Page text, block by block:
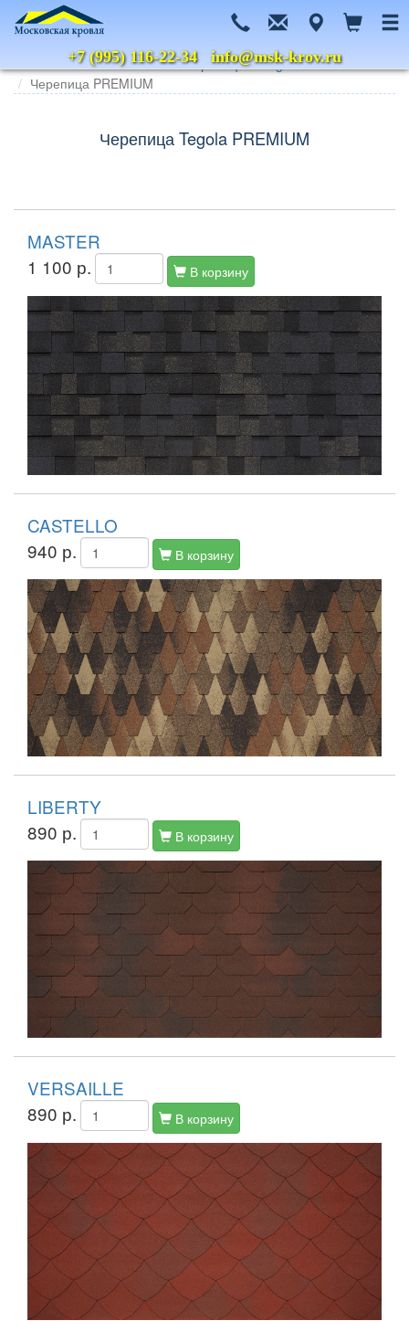
+7 (995) 116-22-34info@msk-krov.ru
Главная Каталог Гибкая черепица
Tegola Nordland
Черепица PREMIUM
Черепица Tegola PREMIUM
MASTER
1 100 р.
В корзину
CASTELLO
940 р.
В корзину
LIBERTY
890 р.
В корзину
VERSAILLE
890 р.
В корзину